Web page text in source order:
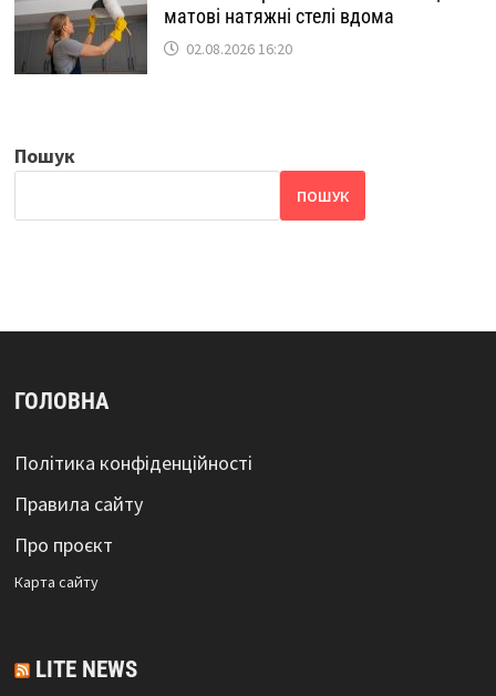
матові натяжні стелі вдома
02.08.2026 16:20
Пошук
ПОШУК
ГОЛОВНА
Політика конфіденційності
Правила сайту
Про проєкт
Карта сайтy
LITE NEWS